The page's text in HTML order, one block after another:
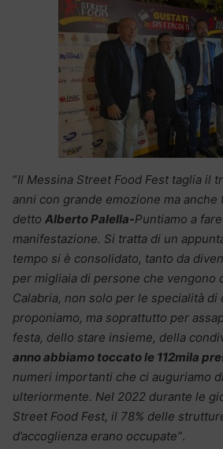
“Il Messina Street Food Fest taglia il
anni con grande emozione ma anche
detto Alberto Palella-Puntiamo a
manifestazione. Si tratta di un
tempo si è consolidato, tanto da
per migliaia di persone che vengono
Calabria, non solo per le specialità di
proponiamo, ma soprattutto per
festa, dello stare insieme, della
anno abbiamo toccato le 112mila
numeri importanti che ci auguriamo
ulteriormente. Nel 2022 durante le
Street Food Fest, il 78% delle
d’accoglienza erano occupate”.